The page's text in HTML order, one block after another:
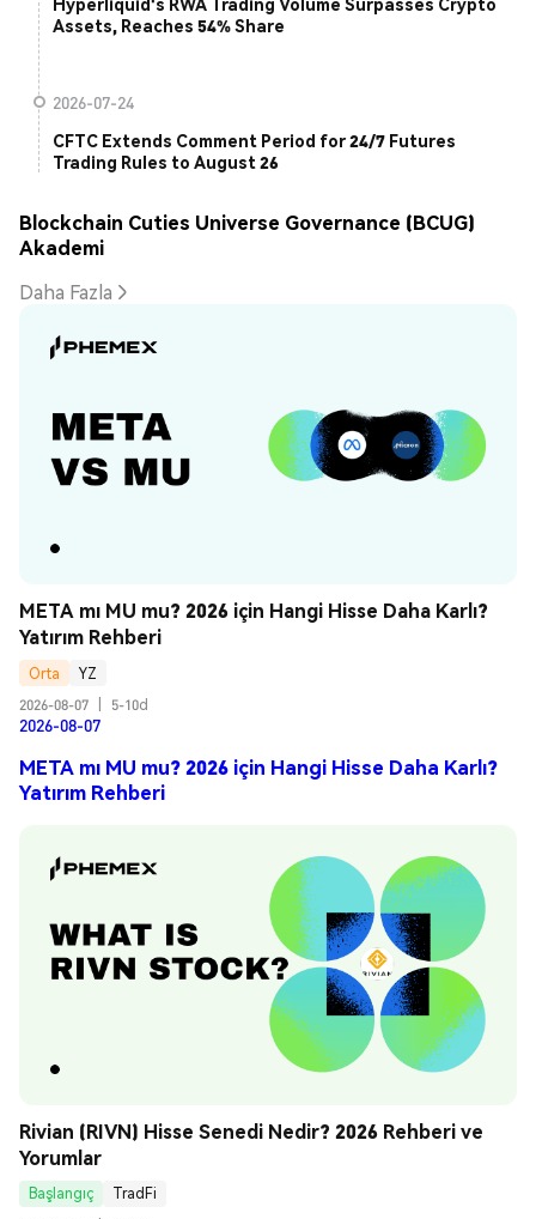
Assets, Reaches 54% Share
2026-07-24
CFTC Extends Comment Period for 24/7 Futures
Trading Rules to August 26
Blockchain Cuties Universe Governance (BCUG)
Akademi
Daha Fazla
META mı MU mu? 2026 için Hangi Hisse Daha Karlı?
Yatırım Rehberi
Orta
YZ
2026-08-07
5-10d
2026-08-07
META mı MU mu? 2026 için Hangi Hisse Daha Karlı?
Yatırım Rehberi
Rivian (RIVN) Hisse Senedi Nedir? 2026 Rehberi ve
Yorumlar
Başlangıç
TradFi